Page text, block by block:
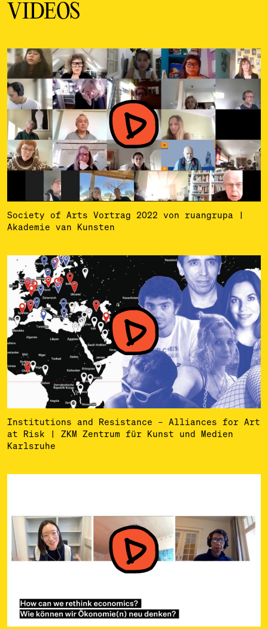
VIDEOS
Society of Arts Vortrag 2022 von ruangrupa |
Akademie van Kunsten
­Institutions and Resistance – Alliances for Art
at Risk | ZKM Zentrum für Kunst und Medien
Karlsruhe